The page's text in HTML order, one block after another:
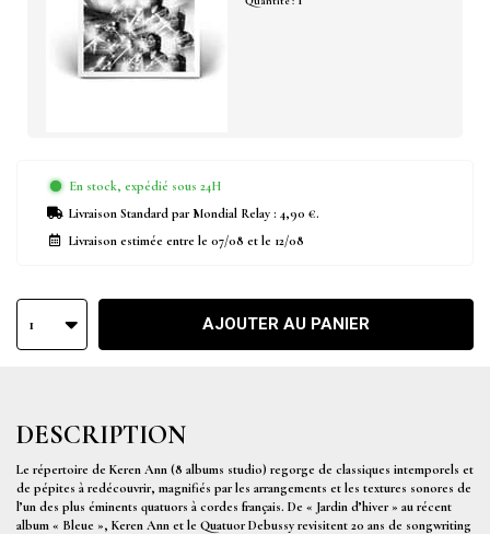
En stock, expédié sous 24H
Livraison Standard par Mondial Relay : 4,90 €.
Livraison estimée entre le 07/08 et le 12/08
1 AJOUTER AU PANIER
DESCRIPTION
Le répertoire de Keren Ann (8 albums studio) regorge de classiques intemporels et
de pépites à redécouvrir, magnifiés par les arrangements et les textures sonores de
l’un des plus éminents quatuors à cordes français. De « Jardin d’hiver » au récent
album « Bleue », Keren Ann et le Quatuor Debussy revisitent 20 ans de songwriting